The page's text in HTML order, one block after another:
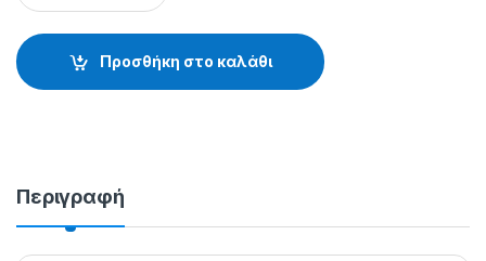
Προσθήκη στο καλάθι
Περιγραφή